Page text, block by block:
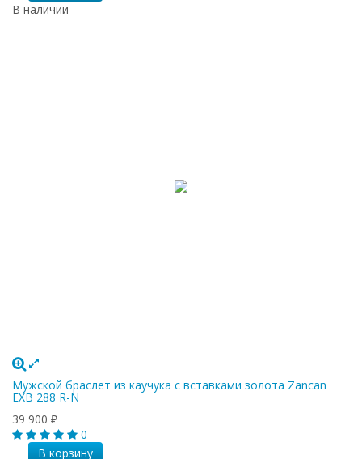
В наличии
Мужской браслет из каучука с вставками золота Zancan
EXB 288 R-N
39 900 ₽
0
В корзину